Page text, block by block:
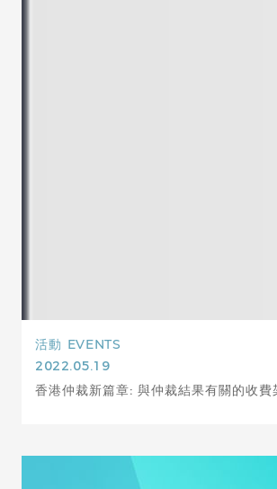
活動 EVENTS
2022.05.19
香港仲裁新篇章: 與仲裁結果有關的收費